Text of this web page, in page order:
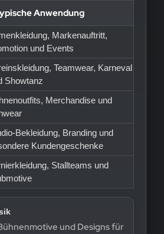
Anwendung
Markenauftritt,
und Events
Teamwear, Karneval
Showtanz
Merchandise und
Bekleidung, Branding und
Kundengeschenke
Stallteams und
und Designs für